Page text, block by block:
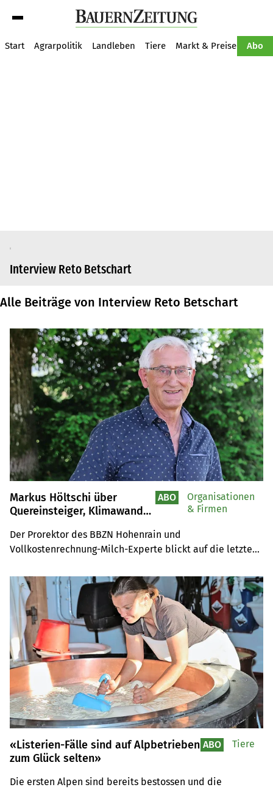
Start Agrarpolitik Landleben Tiere Markt & Preise Abo
Interview Reto Betschart
Alle Beiträge von Interview Reto Betschart
Markus Höltschi über
Quereinsteiger, Klimawandel
Bildung
Der Prorektor des BBZN Hohenrain und
Vollkostenrechnung-Milch-Experte blickt auf die letzten
ABO
Organisationen
& Firmen
«Listerien-Fälle sind auf Alpbetrieben
zum Glück selten»
Die ersten Alpen sind bereits bestossen und die
ABO Tiere